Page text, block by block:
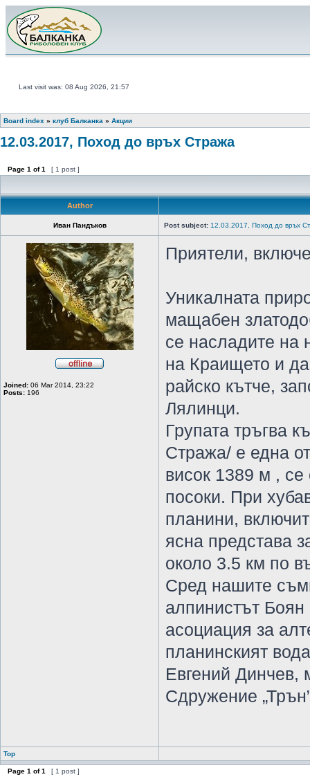
Last visit was: 08 Aug 2026, 21:57
Board index » клуб Балканка » Акции
12.03.2017, Поход до връх Стража
Page 1 of1 [ 1 post ]
Author
Иван Пандъков Post subject: 12.03.2017, Поход до връх
Joined: 06 Mar 2014, 23:22
Posts: 196
Приятели,
Уникалната
мащабен
се насладите на
на Краището и да
райско кътче,
Лялинци.
Групата тръгва
Стража/ е една
висок 1389 м , се
посоки. При
планини,
ясна представа
около 3.5 км по
Сред нашите
алпинистът Боян
асоциация за
планинският
Евгений Динчев,
Сдружение
Top
Page 1 of1 [ 1 post ]